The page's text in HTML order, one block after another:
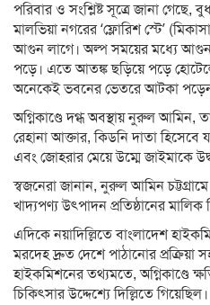
পরিবার ও সংশ্লিষ্ট সূত্রে জানা
মালভিয়া নগরের ‘ফ্লোরিশ স্টে’
আগুন লাগে। অল্প সময়ের মধ্যে আগুন
পড়ে। এতে আতঙ্ক ছড়িয়ে পড়ে
অনেকেই ভবনের ভেতরে আটকা
অগ্নিকাণ্ডে দগ্ধ অবস্থায় নুরুল
রেহানা আক্তার, কিডনি দাতা
এবং জোহরার মেয়ে উম্মে জাইমাকে
স্বজনেরা জানান, নুরুল আমিন চট্টগ্রামে
খাদ্যপণ্য উৎপাদন প্রতিষ্ঠানের মালিক
এদিকে নয়াদিল্লিতে বাংলাদেশ
মরদেহ দ্রুত দেশে পাঠানোর
হাইকমিশনের তথ্যমতে, অগ্নিকাণ্ডে
চিকিৎসার উদ্দেশ্যে দিল্লিতে গিয়েছিল।